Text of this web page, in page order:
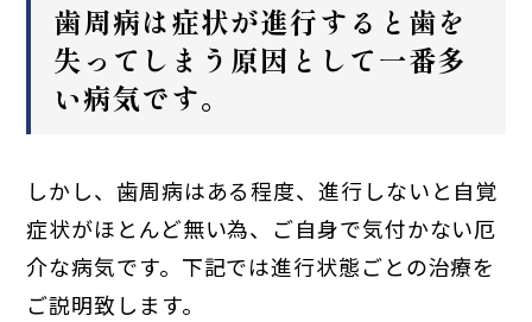
歯周病は症状が進行すると歯を
失ってしまう原因として一番多
い病気です。
しかし、歯周病はある程度、進行しないと自覚
症状がほとんど無い為、ご自身で気付かない厄
介な病気です。下記では進行状態ごとの治療を
ご説明致します。